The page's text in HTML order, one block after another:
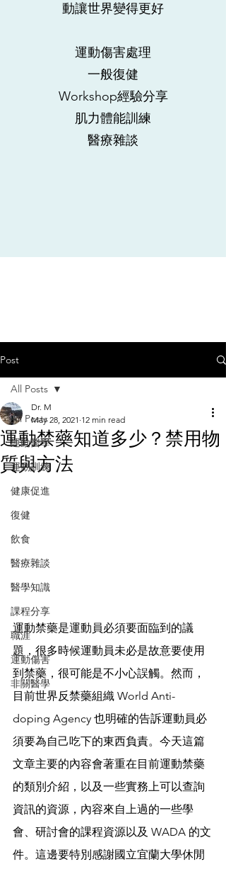
動讓世界變得更好
運動傷害處理
​一般復健
Workshop經驗分享
肌力體能訓練
​醫療雜談
Post
All Posts
運動醫學
運動訓練
健康促進
復健
飲食
醫療雜談
醫學知識
課程分享
職涯
運動傷害
非關醫學
All Posts
運動禁藥知道多少？禁用物
質與方法
Dr. M
May 28, 2021 12 min read
運動禁藥是運動員必須要面臨到的議
題，很多時候運動員未必是故意要使用
到禁藥，很可能是不小心誤觸。然而，
目前世界反禁藥組織 World Anti-
doping Agency 也明確的告訴運動員必
須要為自己吃下的東西負責。今天這篇
文章主要的內容會著重在目前運動禁藥
的類別介紹，以及一些實務上可以查詢
資訊的資源，內容來自上過的一些學
會、研討會的課程資源以及 WADA 的文
件。這邊要特別感謝國立宜蘭大學休閒